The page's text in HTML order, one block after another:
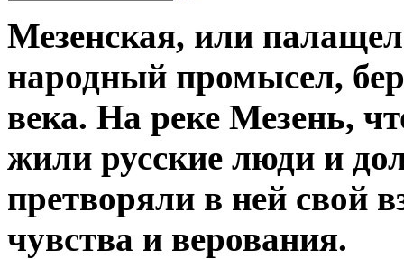
Мезенская, или
народный промысел,
века. На реке Мезень,
жили русские люди и
претворяли в ней свой
чувства и верования.